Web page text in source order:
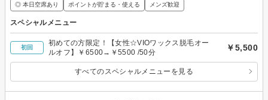
◎ 本日空席あり ポイントが貯まる・使える メンズ歓迎
スペシャルメニュー
初回
初めての方限定！【女性☆VIOワックス脱毛オー
ルオフ】￥6500→￥5500 /50分
￥5,500
すべてのスペシャルメニューを見る